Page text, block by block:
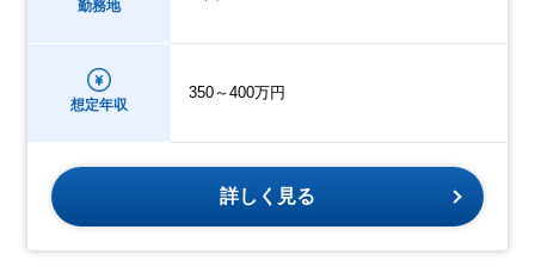
勤務地
想定年収
350～400万円
詳しく見る